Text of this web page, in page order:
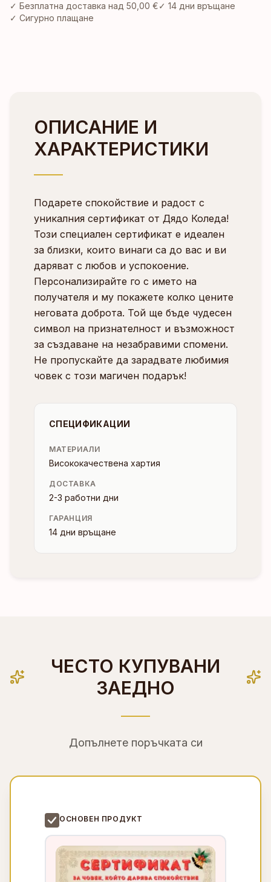
✓ Безплатна доставка над 50,00 €✓ 14 дни връщане
✓ Сигурно плащане
ОПИСАНИЕ И
ХАРАКТЕРИСТИКИ
Подарете спокойствие и радост с
уникалния сертификат от Дядо Коледа!
Този специален сертификат е идеален
за близки, които винаги са до вас и ви
даряват с любов и успокоение.
Персонализирайте го с името на
получателя и му покажете колко цените
неговата доброта. Той ще бъде чудесен
символ на признателност и възможност
за създаване на незабравими спомени.
Не пропускайте да зарадвате любимия
човек с този магичен подарък!
СПЕЦИФИКАЦИИ
МАТЕРИАЛИ
Висококачествена хартия
ДОСТАВКА
2-3 работни дни
ГАРАНЦИЯ
14 дни връщане
ЧЕСТО КУПУВАНИ
ЗАЕДНО
Допълнете поръчката си
ОСНОВЕН ПРОДУКТ